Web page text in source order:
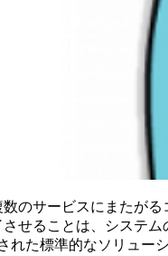
のサービスにまたが
せることは、システ
た標準的なソリューシ